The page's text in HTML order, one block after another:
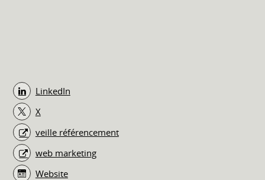
LinkedIn
X
veille référencement
web marketing
Website